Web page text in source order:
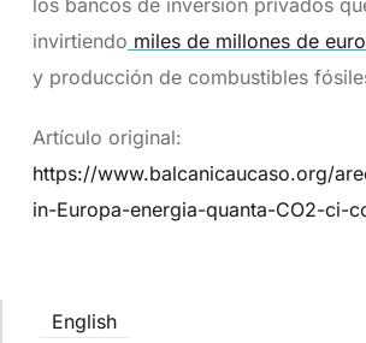
invirtiendo miles de millones de
y producción de combustibles
Artículo original:
https://www.balcanicaucaso.org/
in-Europa-energia-quanta-CO2-ci-
English